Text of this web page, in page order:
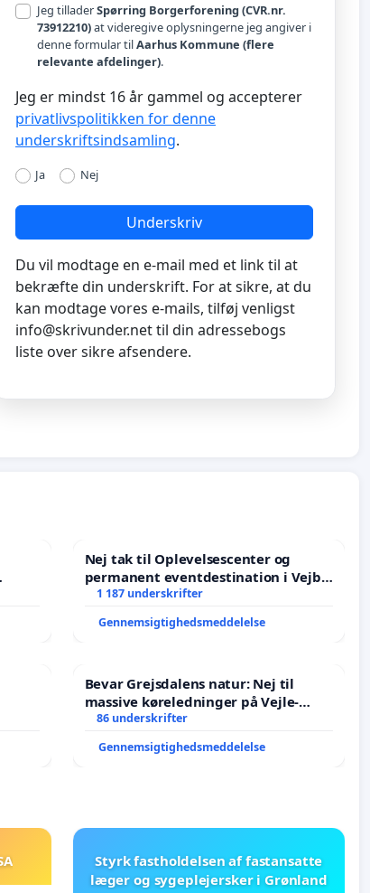
Jeg tilladerSpørring Borgerforening (CVR.nr.
73912210)at videregive oplysningerne jeg angiver i
denne formular tilAarhus Kommune (flere
relevante afdelinger).
Jeg er mindst 16 år gammel og accepterer
privatlivspolitikken for denne
underskriftsindsamling.
Ja Nej
Underskriv
Du vil modtage en e-mail med et link til at
bekræfte din underskrift. For at sikre, at du
kan modtage vores e-mails, tilføj venligst
info@skrivunder.nettil din adressebogs
liste over sikre afsendere.
Nej tak til Oplevelsescenter og
permanent eventdestination i Vejby
- Ja tak til et levende lokalområde i
1 187 underskrifter
Gennemsigtighedsmeddelelse
Bevar Grejsdalens natur: Nej til
massive køreledninger på Vejle-
Struer-banen
86 underskrifter
Gennemsigtighedsmeddelelse
Styrk fastholdelsen af fastansatte
læger og sygeplejersker i Grønland